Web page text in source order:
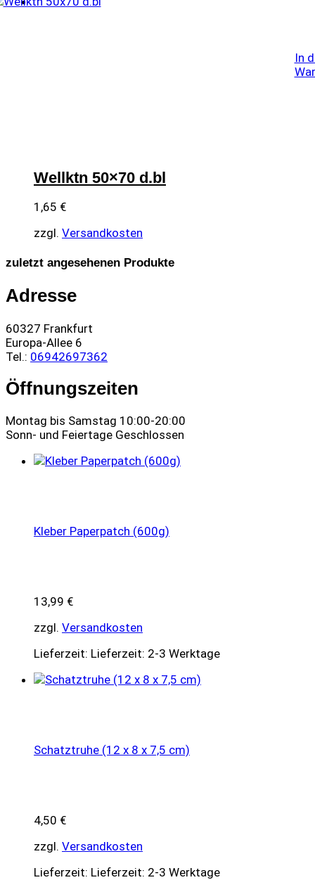
In
Wellktn 50×70 d.bl
1,65 €
zzgl. Versandkosten
zuletzt angesehenen Produkte
Adresse
60327 Frankfurt
Europa-Allee 6
Tel.: 06942697362
Öffnungszeiten
Montag bis Samstag 10:00-20:00
Sonn- und Feiertage Geschlossen
Kleber Paperpatch (600g)
13,99 €
zzgl. Versandkosten
Lieferzeit: Lieferzeit: 2-3 Werktage
Schatztruhe (12 x 8 x 7,5 cm)
4,50 €
zzgl. Versandkosten
Lieferzeit: Lieferzeit: 2-3 Werktage